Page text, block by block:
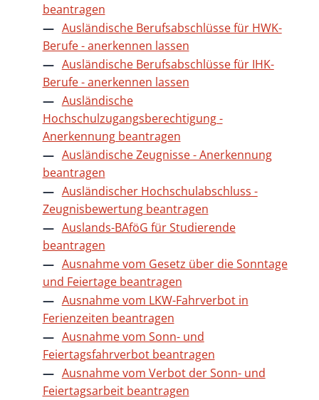
beantragen
Ausländische Berufsabschlüsse für HWK-
Berufe - anerkennen lassen
Ausländische Berufsabschlüsse für IHK-
Berufe - anerkennen lassen
Ausländische
Hochschulzugangsberechtigung -
Anerkennung beantragen
Ausländische Zeugnisse - Anerkennung
beantragen
Ausländischer Hochschulabschluss -
Zeugnisbewertung beantragen
Auslands-BAföG für Studierende
beantragen
Ausnahme vom Gesetz über die Sonntage
und Feiertage beantragen
Ausnahme vom LKW-Fahrverbot in
Ferienzeiten beantragen
Ausnahme vom Sonn- und
Feiertagsfahrverbot beantragen
Ausnahme vom Verbot der Sonn- und
Feiertagsarbeit beantragen